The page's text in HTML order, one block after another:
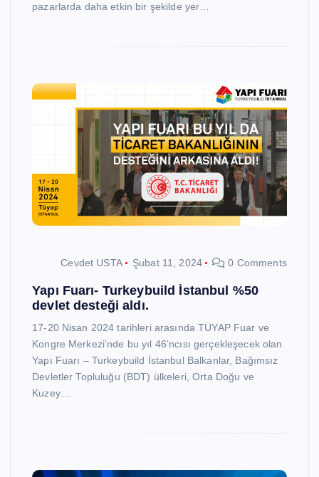
pazarlarda daha etkin bir şekilde yer…
Cevdet USTA Şubat 11, 2024 0 Comments
Yapı Fuarı- Turkeybuild İstanbul %50
devlet desteği aldı.
17-20 Nisan 2024 tarihleri arasında TÜYAP Fuar ve
Kongre Merkezi’nde bu yıl 46’ncısı gerçekleşecek olan
Yapı Fuarı – Turkeybuild İstanbul Balkanlar, Bağımsız
Devletler Topluluğu (BDT) ülkeleri, Orta Doğu ve
Kuzey…